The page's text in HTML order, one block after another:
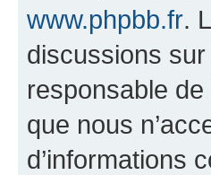
www.phpbb.fr.
discussions
responsable
que nous
d’informations